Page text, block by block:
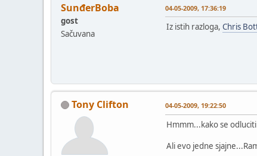
SunđerBoba
gost
Sačuvana
04-05-2009, 17:36:19
Iz istih razloga, Chris
Tony Clifton 04-05-2009, 19:22:50
Hmmm...kako se odluciti
Ali evo jedne